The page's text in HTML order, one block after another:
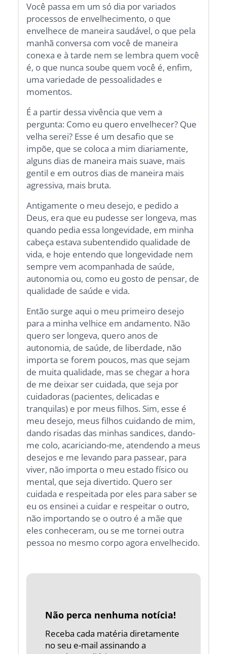
Você passa em um só dia por variados
processos de envelhecimento, o que
envelhece de maneira saudável, o que pela
manhã conversa com você de maneira
conexa e à tarde nem se lembra quem você
é, o que nunca soube quem você é, enfim,
uma variedade de pessoalidades e
momentos.
É a partir dessa vivência que vem a
pergunta: Como eu quero envelhecer? Que
velha serei? Esse é um desafio que se
impõe, que se coloca a mim diariamente,
alguns dias de maneira mais suave, mais
gentil e em outros dias de maneira mais
agressiva, mais bruta.
Antigamente o meu desejo, e pedido a
Deus, era que eu pudesse ser longeva, mas
quando pedia essa longevidade, em minha
cabeça estava subentendido qualidade de
vida, e hoje entendo que longevidade nem
sempre vem acompanhada de saúde,
autonomia ou, como eu gosto de pensar, de
qualidade de saúde e vida.
Então surge aqui o meu primeiro desejo
para a minha velhice em andamento. Não
quero ser longeva, quero anos de
autonomia, de saúde, de liberdade, não
importa se forem poucos, mas que sejam
de muita qualidade, mas se chegar a hora
de me deixar ser cuidada, que seja por
cuidadoras (pacientes, delicadas e
tranquilas) e por meus filhos. Sim, esse é
meu desejo, meus filhos cuidando de mim,
dando risadas das minhas sandices, dando-
me colo, acariciando-me, atendendo a meus
desejos e me levando para passear, para
viver, não importa o meu estado físico ou
mental, que seja divertido. Quero ser
cuidada e respeitada por eles para saber se
eu os ensinei a cuidar e respeitar o outro,
não importando se o outro é a mãe que
eles conheceram, ou se me tornei outra
pessoa no mesmo corpo agora envelhecido.
Não perca nenhuma notícia!
Receba cada matéria diretamente
no seu e-mail assinando a